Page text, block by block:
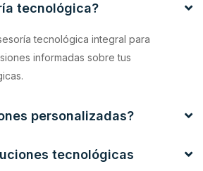
tecnológica?
tecnológica integral para
informadas sobre tus
personalizadas?
tecnológicas